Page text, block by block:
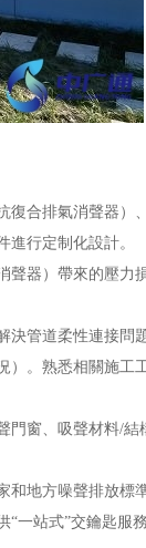
合排氣消聲器）
行定制化設計。
聲器）帶來的壓力
管道柔性連接問題
。熟悉相關施工
門窗、吸聲材料/
地方噪聲排放標
一站式”交鑰匙服